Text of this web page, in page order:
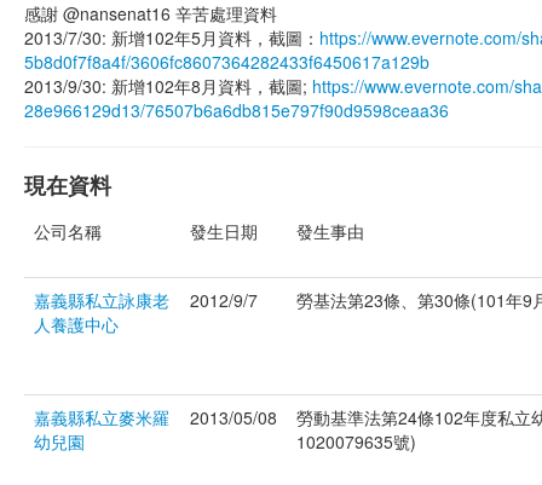
感謝 @nansenat16 辛苦處理資料
2013/7/30: 新增102年5月資料，截圖： https://www.evernote.com/
5b8d0f7f8a4f/3606fc8607364282433f6450617a129b
2013/9/30: 新增102年8月資料，截圖; https://www.evernote.com/
28e966129d13/76507b6a6db815e797f90d9598ceaa36
現在資料
公司名稱 發生日期 發生事由
嘉義縣私立詠康老
人養護中心
2012/9/7 勞基法第23條、第30條(101年
嘉義縣私立麥米羅
幼兒園
2013/05/08
勞動基準法第24條102年度私立
1020079635號)